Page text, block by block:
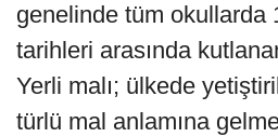
genelinde tüm okullarda
tarihleri arasında
Yerli malı; ülkede
türlü mal anlamına